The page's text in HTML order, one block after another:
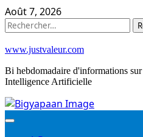
Skip
to
Août 7, 2026
Rechercher :
www.justvaleur.com
Bi hebdomadaire d'informations
Intelligence Artificielle